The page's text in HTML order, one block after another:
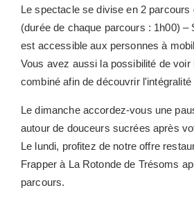
Le spectacle se divise en 2 parcours
(durée de chaque parcours : 1h00) –
est accessible aux personnes à
Vous avez aussi la possibilité de voir
combiné afin de découvrir
Le dimanche accordez-vous une
autour de douceurs sucrées après
Le lundi, profitez de notre offre
Frapper à La Rotonde de Trésoms
parcours.
MARIAGES &
OFFRES
GALERIE